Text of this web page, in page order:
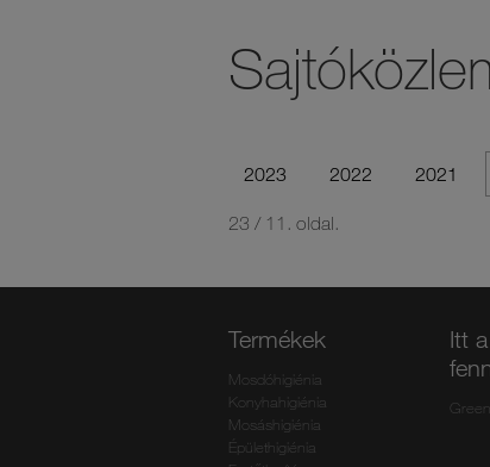
2023 2022 2021
23 / 11. oldal.
Termékek
Mosdóhigiénia
Konyhahigiénia
Mosáshigiénia
Épülethigiénia
Itt a